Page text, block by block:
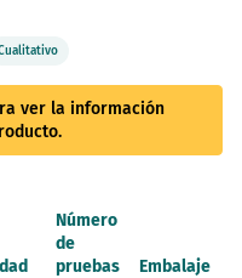
ver la información
Número
de
pruebas
Embalaje